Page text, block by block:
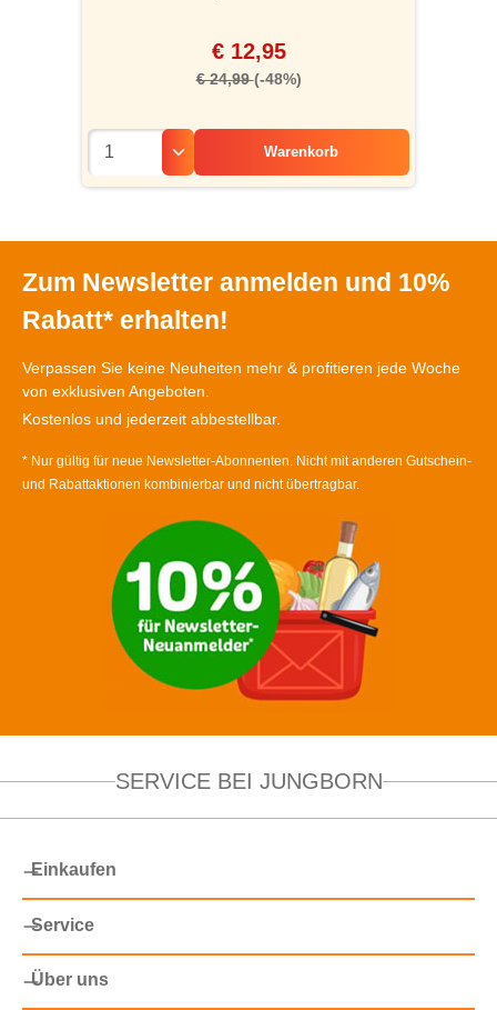
€ 12,95
€ 24,99(-48%)
Warenkorb
Zum Newsletter anmelden und 10%
Rabatt* erhalten!
Verpassen Sie keine Neuheiten mehr & profitieren jede Woche
von exklusiven Angeboten.
Kostenlos und jederzeit abbestellbar.
* Nur gültig für neue Newsletter-Abonnenten. Nicht mit anderen Gutschein-
und Rabattaktionen kombinierbar und nicht übertragbar.
SERVICE BEI JUNGBORN
Einkaufen
Service
Über uns